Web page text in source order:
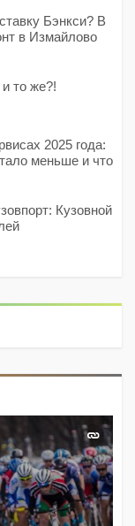
Бэнкси? В
в Измайлово
то же?!
2025 года:
меньше и что
Кузовной